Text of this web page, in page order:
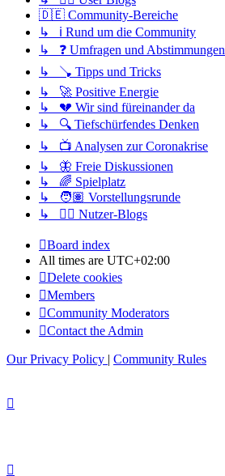
🇩🇪 Community-Bereiche
↳ ℹ️ Rund um die Community
↳ ❓ Umfragen und Abstimmungen
↳ 🪠 Tipps und Tricks
↳ 🚀 Positive Energie
↳ 💔 Wir sind füreinander da
↳ 🔍 Tiefschürfendes Denken
↳ 📺 Analysen zur Coronakrise
↳ 🦋 Freie Diskussionen
↳ 🌈 Spielplatz
↳ 🧑🏽 Vorstellungsrunde
↳ ✍🏽 Nutzer-Blogs
Board index
All times are UTC+02:00
Delete cookies
Members
Community Moderators
Contact the Admin
Our Privacy Policy | Community Rules